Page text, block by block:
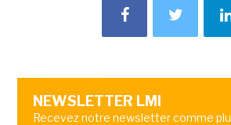
NEWSLETTER LMI
Recevez notre newsletter comme